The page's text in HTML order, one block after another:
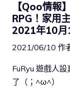
【Qoo情報
RPG！家用
2021年10月
2021/06/10 作
FuRyu 遊戲人
了（；^ω^）